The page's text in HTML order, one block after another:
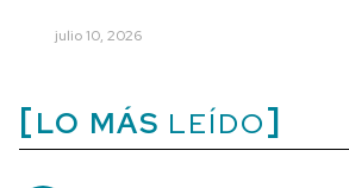
julio 10, 2026
LO MÁS LEÍDO